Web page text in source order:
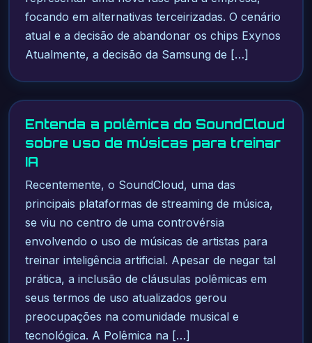
focando em alternativas terceirizadas. O cenário
atual e a decisão de abandonar os chips Exynos
Atualmente, a decisão da Samsung de […]
Entenda a polêmica do SoundCloud
sobre uso de músicas para treinar
IA
Recentemente, o SoundCloud, uma das
principais plataformas de streaming de música,
se viu no centro de uma controvérsia
envolvendo o uso de músicas de artistas para
treinar inteligência artificial. Apesar de negar tal
prática, a inclusão de cláusulas polêmicas em
seus termos de uso atualizados gerou
preocupações na comunidade musical e
tecnológica. A Polêmica na […]